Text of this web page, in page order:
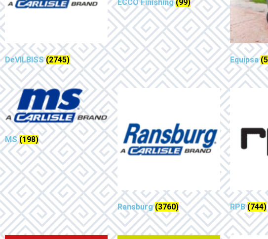
DeVILBISS(2745)
ECCO Finishing(99)
Equipsa
MS(198)
Ransburg(3760) RPB(744)